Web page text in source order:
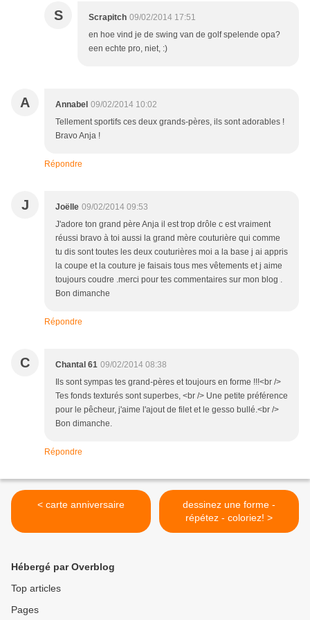
S Scrapitch 09/02/2014 17:51
en hoe vind je de swing van de golf spelende opa?
een echte pro, niet, :)
A Annabel 09/02/2014 10:02
Tellement sportifs ces deux grands-pères, ils sont adorables !
Bravo Anja !
Répondre
J Joëlle 09/02/2014 09:53
J'adore ton grand père Anja il est trop drôle c est vraiment
réussi bravo à toi aussi la grand mère couturière qui comme
tu dis sont toutes les deux couturières moi a la base j ai appris
la coupe et la couture je faisais tous mes vêtements et j aime
toujours coudre .merci pour tes commentaires sur mon blog .
Bon dimanche
Répondre
C Chantal 61 09/02/2014 08:38
Ils sont sympas tes grand-pères et toujours en forme !!!<br />
Tes fonds texturés sont superbes, <br /> Une petite préférence
pour le pêcheur, j'aime l'ajout de filet et le gesso bullé.<br />
Bon dimanche.
Répondre
< carte anniversaire
dessinez une forme -
répétez - coloriez! >
Hébergé par Overblog
Top articles
Pages